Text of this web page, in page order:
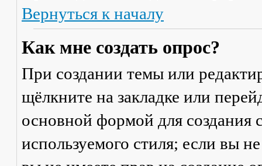
Вернуться к началу
Как мне создать опрос?
При создании темы или
щёлкните на закладке или
основной формой для создания
используемого стиля; если вы